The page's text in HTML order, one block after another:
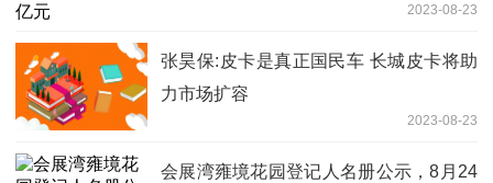
2023-08-23
张昊保:皮卡是真正国民车 长城皮卡将助
力市场扩容
2023-08-23
会展湾雍境花园登记人名册公示，8月24